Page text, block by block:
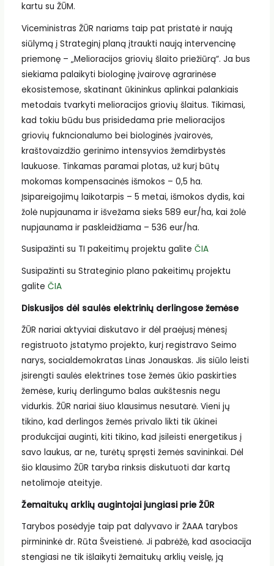
kartu su ŽŪM.
Viceministras ŽŪR nariams taip pat pristatė ir naują
siūlymą į Strateginį planą įtraukti naują intervencinę
priemonę – „Melioracijos griovių šlaito priežiūrą“. Ja bus
siekiama palaikyti biologinę įvairovę agrarinėse
ekosistemose, skatinant ūkininkus aplinkai palankiais
metodais tvarkyti melioracijos griovių šlaitus. Tikimasi,
kad tokiu būdu bus prisidedama prie melioracijos
griovių fukncionalumo bei biologinės įvairovės,
kraštovaizdžio gerinimo intensyvios žemdirbystės
laukuose. Tinkamas paramai plotas, už kurį būtų
mokomas kompensacinės išmokos – 0,5 ha.
Įsipareigojimų laikotarpis – 5 metai, išmokos dydis, kai
žolė nupjaunama ir išvežama sieks 589 eur/ha, kai žolė
nupjaunama ir paskleidžiama – 536 eur/ha.
Susipažinti su TI pakeitimų projektu galite ČIA
Susipažinti su Strateginio plano pakeitimų projektu
galite ČIA
Diskusijos dėl saulės elektrinių derlingose žemėse
ŽŪR nariai aktyviai diskutavo ir dėl praėjusį mėnesį
registruoto įstatymo projekto, kurį registravo Seimo
narys, socialdemokratas Linas Jonauskas. Jis siūlo leisti
įsirengti saulės elektrines tose žemės ūkio paskirties
žemėse, kurių derlingumo balas aukštesnis negu
vidurkis. ŽŪR nariai šiuo klausimus nesutarė. Vieni jų
tikino, kad derlingos žemės privalo likti tik ūkinei
produkcijai auginti, kiti tikino, kad įsileisti energetikus į
savo laukus, ar ne, turėtų spręsti žemės savininkai. Dėl
šio klausimo ŽŪR taryba rinksis diskutuoti dar kartą
netolimoje ateityje.
Žemaitukų arklių augintojai jungiasi prie ŽŪR
Tarybos posėdyje taip pat dalyvavo ir ŽAAA tarybos
pirmininkė dr. Rūta Šveistienė. Ji pabrėžė, kad asociacija
stengiasi ne tik išlaikyti žemaitukų arklių veislę, ją